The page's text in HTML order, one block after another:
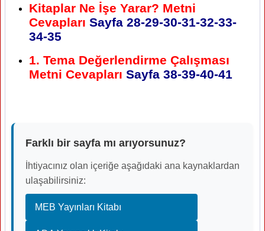
Kitaplar Ne İşe Yarar? Metni
Cevapları Sayfa 28-29-30-31-32-33-
34-35
1. Tema Değerlendirme Çalışması
Metni Cevapları Sayfa 38-39-40-41
Farklı bir sayfa mı arıyorsunuz?
İhtiyacınız olan içeriğe aşağıdaki ana kaynaklardan
ulaşabilirsiniz:
MEB Yayınları Kitabı